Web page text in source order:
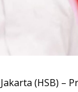
Jakarta (HSB) –